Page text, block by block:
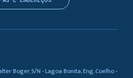
Boger, S/N - Lagoa Bonita, Eng. Coelho -